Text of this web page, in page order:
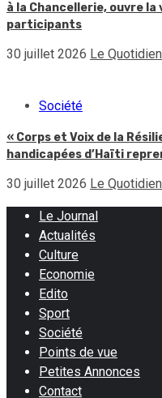
à la Chancellerie, ouvre la
participants
30 juillet 2026 Le
Société
« Corps et Voix de la
handicapées d’Haïti
30 juillet 2026 Le
Le Journal
Actualités
Culture
Economie
Edito
Sport
Société
Points de vue
Petites Annonces
Contact